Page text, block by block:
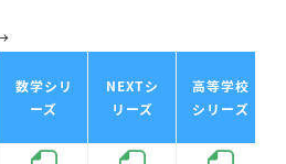
数学シリ
ーズ
NEXTシ
リーズ
高等学校
シリーズ